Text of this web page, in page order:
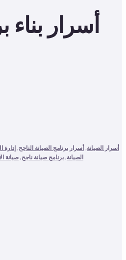
أسرار بناء
أسرار الصيانة,أسرار برنامج الصيانة الناجح, إدارة
الصيانة,برنامج صيانة ناجح,صيانة